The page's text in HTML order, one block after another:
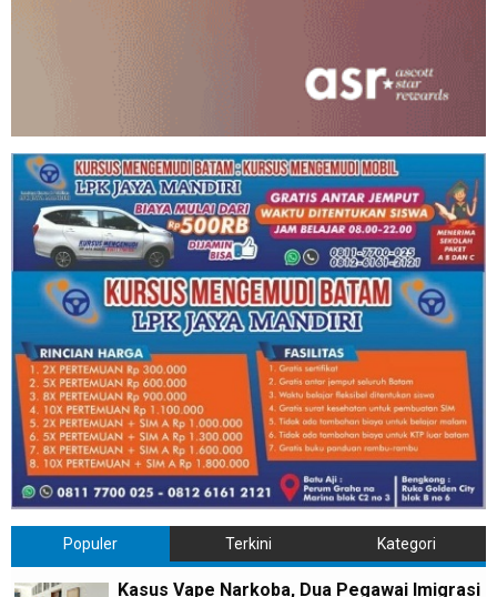
Populer Terkini Kategori
Kasus Vape Narkoba, Dua Pegawai Imigrasi